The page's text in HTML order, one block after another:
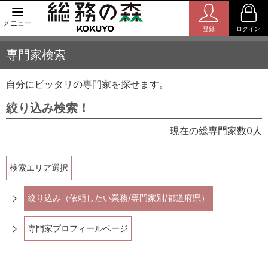
メニュー
登録 ログイン
専門家検索
自分にピッタリの専門家を探せます。
絞り込み検索！
現在の総専門家数0人
検索エリア選択
絞り込み（依頼したい業務/専門家別/都道府県）
専門家プロフィールページ